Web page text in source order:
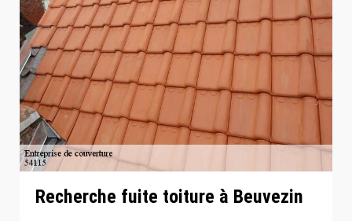
Recherche fuite toiture à Beuvezin